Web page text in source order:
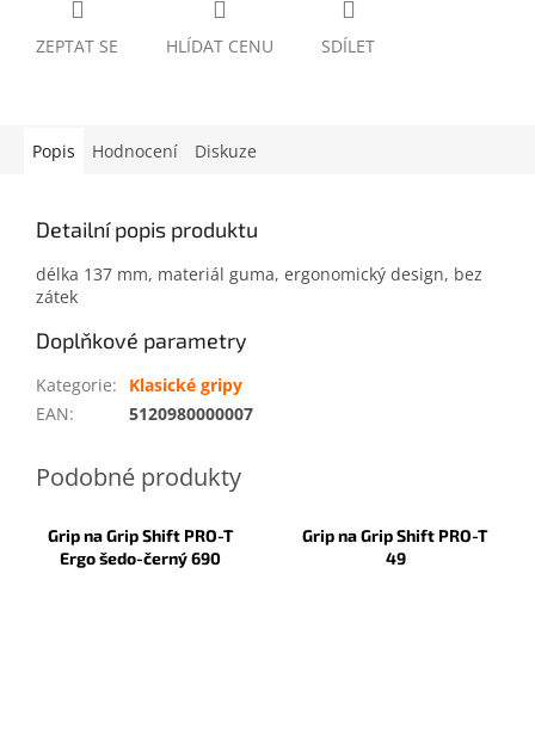
ZEPTAT SE HLÍDAT CENU SDÍLET
Popis Hodnocení Diskuze
Detailní popis produktu
délka 137 mm, materiál guma, ergonomický design, bez
zátek
Doplňkové parametry
Kategorie:
Klasické gripy
EAN: 5120980000007
Grip na Grip Shift PRO-T
Ergo šedo-černý 690
Grip na Grip Shift PRO-T
49